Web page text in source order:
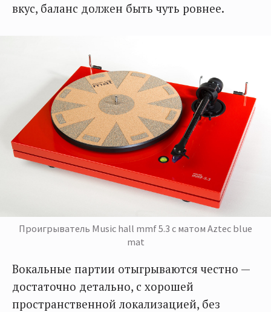
вкус, баланс должен быть чуть ровнее.
Проигрыватель Music hall mmf 5.3 с матом Aztec blue
mat
Вокальные партии отыгрываются честно —
достаточно детально, с хорошей
пространственной локализацией, без